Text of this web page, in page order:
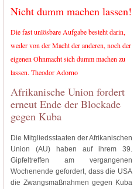
Nicht dumm machen lassen!
Die fast unlösbare Aufgabe besteht darin,
weder von der Macht der anderen, noch der
eigenen Ohnmacht sich dumm machen zu
lassen. Theodor Adorno
Afrikanische Union fordert
erneut Ende der Blockade
gegen Kuba
Die Mitgliedsstaaten der Afrikanischen
Union (AU) haben auf ihrem 39.
Gipfeltreffen am vergangenen
Wochenende gefordert, dass die USA
die Zwangsmaßnahmen gegen Kuba